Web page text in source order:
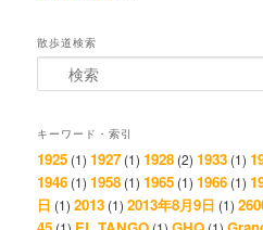
散歩道検索
索
キーワード・索引
1925 (1)1927 (1)1928 (2)1933 (1)
1946 (1)1958 (1)1965 (1)1966 (1)
日 (1)2013 (1)2013年8月9日 (1)